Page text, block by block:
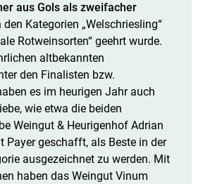
aus Gols als zweifacher
Kategorien „Welschriesling“
Rotweinsorten“ geehrt wurde.
altbekannten
den Finalisten bzw.
es im heurigen Jahr auch
wie etwa die beiden
Weingut & Heurigenhof Adrian
Payer geschafft, als Beste in der
ausgezeichnet zu werden. Mit
haben das Weingut Vinum